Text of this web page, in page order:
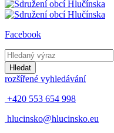
Facebook
Hledat
rozšířené vyhledávání
+420 553 654 998
hlucinsko@hlucinsko.eu